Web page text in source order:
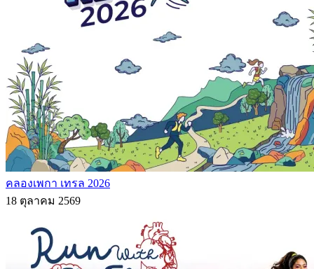
คลองเพกา เทรล 2026
18 ตุลาคม 2569